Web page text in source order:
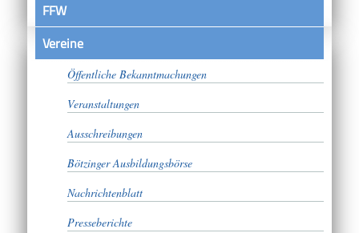
FFW
VereineSatzungen
Öffentliche Bekanntmachungen
Veranstaltungen
Ausschreibungen
Bötzinger Ausbildungsbörse
Nachrichtenblatt
Presseberichte